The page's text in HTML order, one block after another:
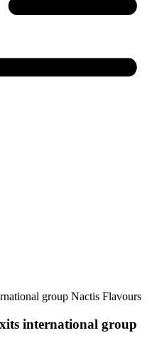
group Nactis Flavours
international group